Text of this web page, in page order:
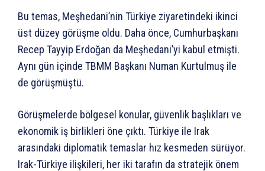
Bu temas, Meşhedani’nin Türkiye ziyaretindeki ikinci
üst düzey görüşme oldu. Daha önce, Cumhurbaşkanı
Recep Tayyip Erdoğan da Meşhedani’yi kabul etmişti.
Aynı gün içinde TBMM Başkanı Numan Kurtulmuş ile
de görüşmüştü.
Görüşmelerde bölgesel konular, güvenlik başlıkları ve
ekonomik iş birlikleri öne çıktı. Türkiye ile Irak
arasındaki diplomatik temaslar hız kesmeden sürüyor.
Irak-Türkiye ilişkileri, her iki tarafın da stratejik önem